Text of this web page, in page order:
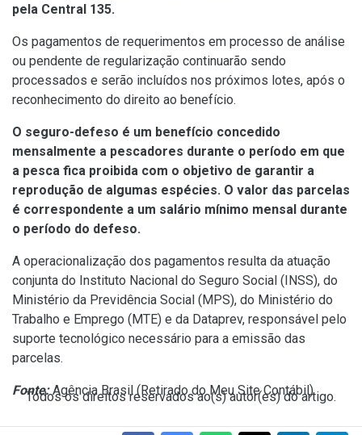
pela Central 135.
Os pagamentos de requerimentos em processo de análise
ou pendente de regularização continuarão sendo
processados e serão incluídos nos próximos lotes, após o
reconhecimento do direito ao benefício.
O seguro-defeso é um benefício concedido
mensalmente a pescadores durante o período em que
a pesca fica proibida com o objetivo de garantir a
reprodução de algumas espécies. O valor das parcelas
é correspondente a um salário mínimo mensal durante
o período do defeso.
A operacionalização dos pagamentos resulta da atuação
conjunta do Instituto Nacional do Seguro Social (INSS), do
Ministério da Previdência Social (MPS), do Ministério do
Trabalho e Emprego (MTE) e da Dataprev, responsável pelo
suporte tecnológico necessário para a emissão das
parcelas.
Fonte:Agência Brasil (Retirado do Meu Site Contábil)
Todos os direitos reservados ao(s) autor(es) do artigo.